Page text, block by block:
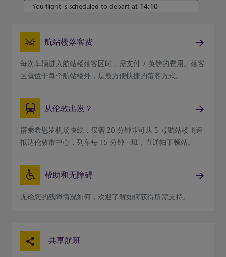
You flight is scheduled to depart at 14:10
航站楼落客费
每次车辆进入航站楼落客区时，需支付 7 英镑的费用。落客
区就位于每个航站楼外，是最方便快捷的落客方式。
从伦敦出发？
搭乘希思罗机场快线，仅需 20 分钟即可从 5 号航站楼飞速
抵达伦敦市中心，列车每 15 分钟一班，直通帕丁顿站。
帮助和无障碍
无论您的残障情况如何，欢迎了解如何获得所需支持。
共享航班